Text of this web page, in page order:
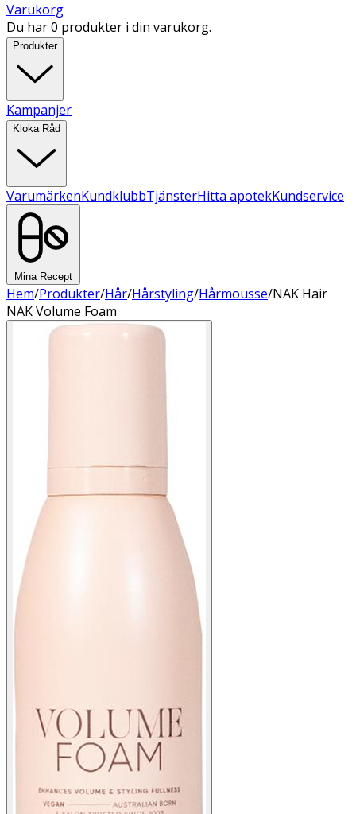
Varukorg
Du har 0 produkter i din varukorg.
Produkter
Kampanjer
Kloka Råd
VarumärkenKundklubbTjänsterHitta apotekKundservice
Mina Recept
Hem/Produkter/Hår/Hårstyling/Hårmousse/NAK Hair
NAK Volume Foam